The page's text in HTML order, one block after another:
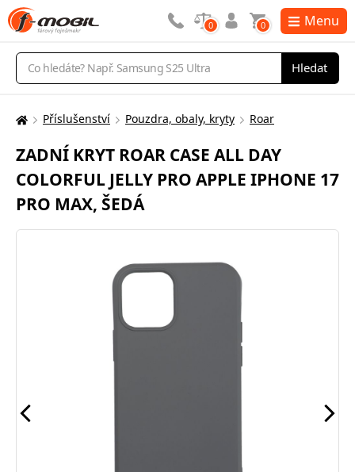
Vyhledávání
Hledat
0 0 Menu
Zde
nacházíte:
Příslušenství Pouzdra, obaly, kryty Roar
ZADNÍ KRYT ROAR CASE ALL DAY
COLORFUL JELLY PRO APPLE IPHONE 17
PRO MAX, ŠEDÁ